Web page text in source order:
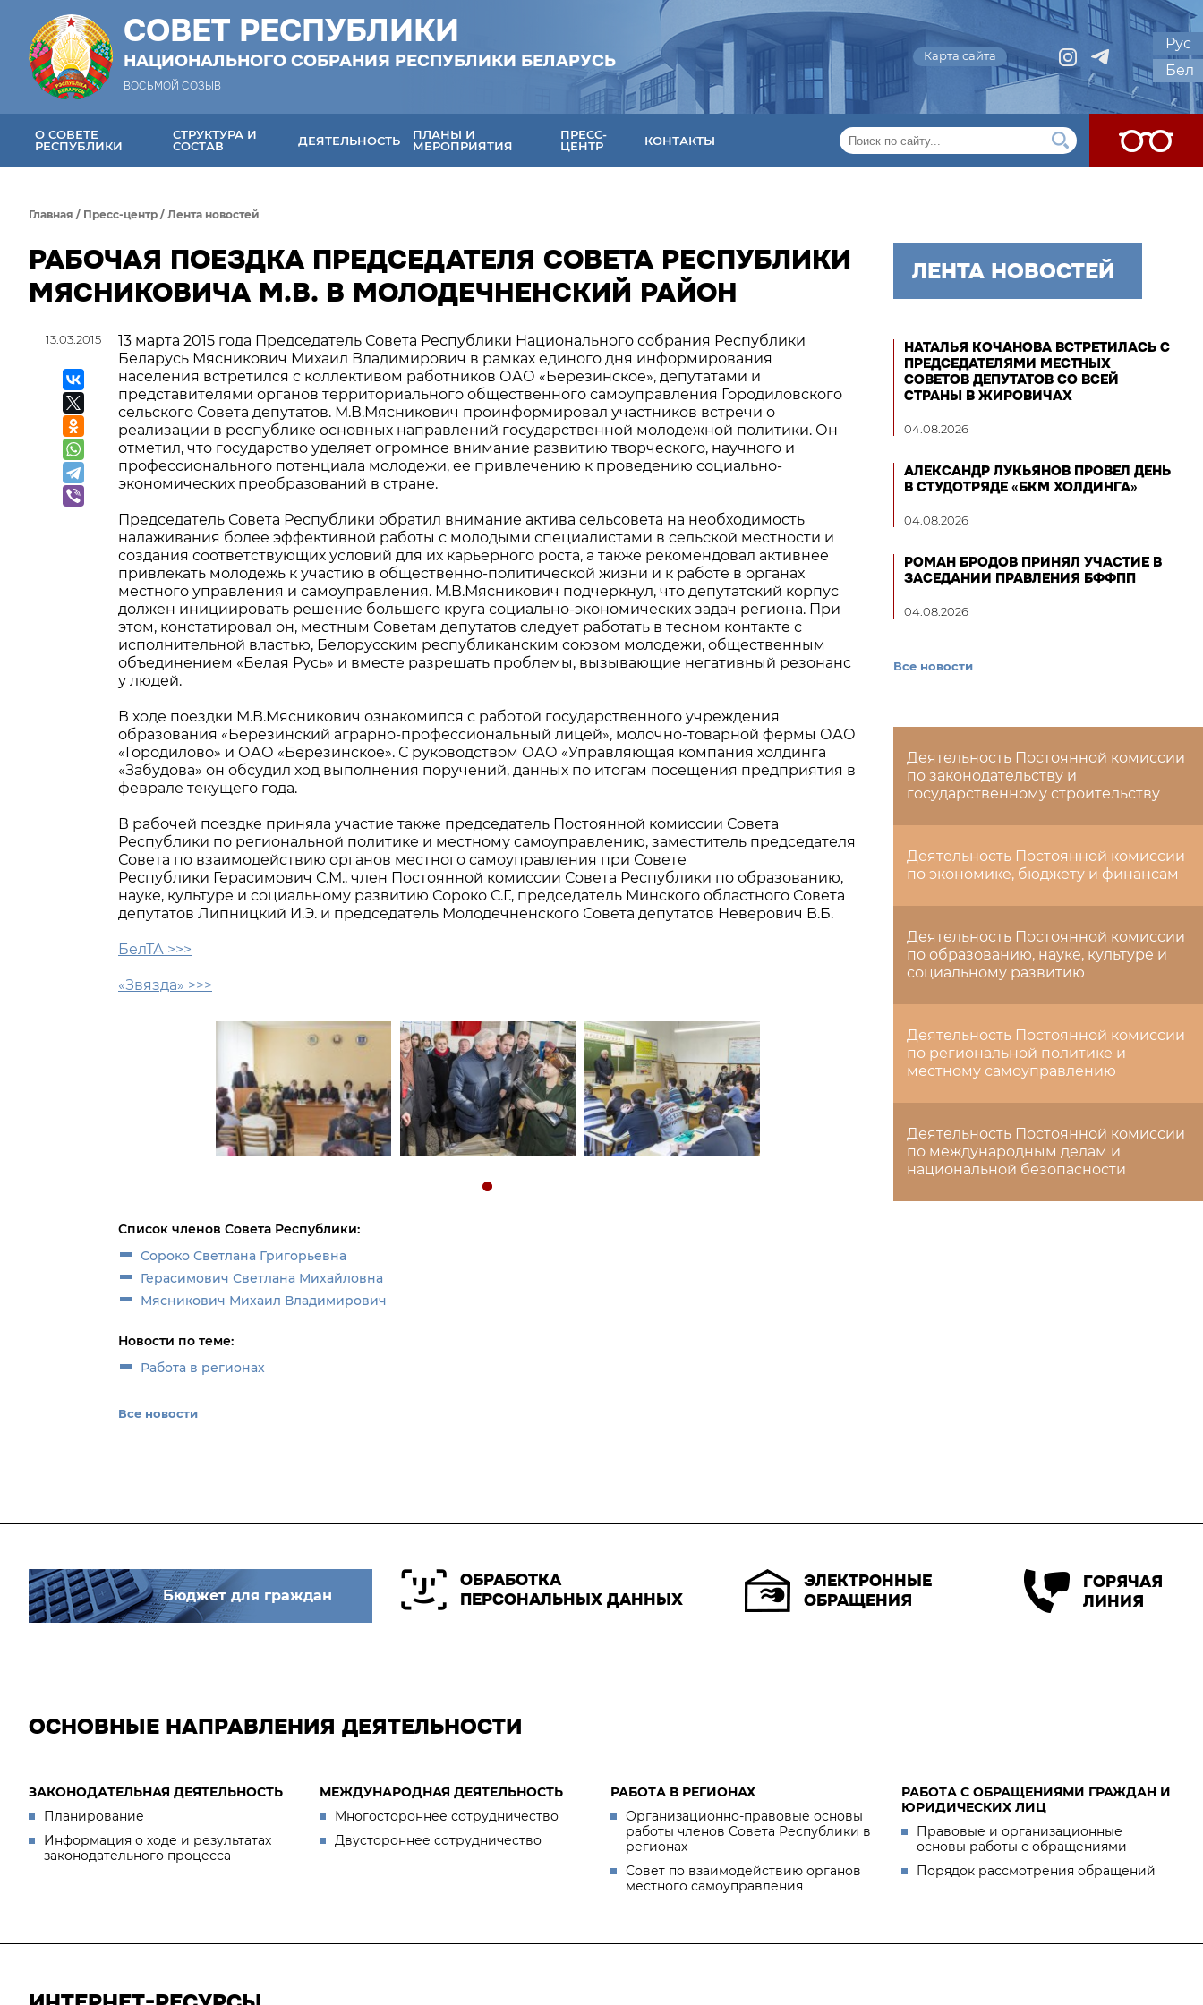
СОВЕТ РЕСПУБЛИКИ
НАЦИОНАЛЬНОГО СОБРАНИЯ РЕСПУБЛИКИ БЕЛАРУСЬ
ВОСЬМОЙ СОЗЫВ
Карта сайта
Рус
Бел
О СОВЕТЕ
РЕСПУБЛИКИ
СТРУКТУРА И
СОСТАВ
ДЕЯТЕЛЬНОСТЬ
ПЛАНЫ И
МЕРОПРИЯТИЯ
ПРЕСС-
ЦЕНТР
КОНТАКТЫ
Главная / Пресс-центр / Лента новостей
РАБОЧАЯ ПОЕЗДКА ПРЕДСЕДАТЕЛЯ СОВЕТА РЕСПУБЛИКИ
МЯСНИКОВИЧА М.В. В МОЛОДЕЧНЕНСКИЙ РАЙОН
13.03.2015
13 марта 2015 года Председатель Совета Республики Национального собрания Республики
Беларусь Мясникович Михаил Владимирович в рамках единого дня информирования
населения встретился с коллективом работников ОАО «Березинское», депутатами и
представителями органов территориального общественного самоуправления Городиловского
сельского Совета депутатов. М.В.Мясникович проинформировал участников встречи о
реализации в республике основных направлений государственной молодежной политики. Он
отметил, что государство уделяет огромное внимание развитию творческого, научного и
профессионального потенциала молодежи, ее привлечению к проведению социально-
экономических преобразований в стране.
Председатель Совета Республики обратил внимание актива сельсовета на необходимость
налаживания более эффективной работы с молодыми специалистами в сельской местности и
создания соответствующих условий для их карьерного роста, а также рекомендовал активнее
привлекать молодежь к участию в общественно-политической жизни и к работе в органах
местного управления и самоуправления. М.В.Мясникович подчеркнул, что депутатский корпус
должен инициировать решение большего круга социально-экономических задач региона. При
этом, констатировал он, местным Советам депутатов следует работать в тесном контакте с
исполнительной властью, Белорусским республиканским союзом молодежи, общественным
объединением «Белая Русь» и вместе разрешать проблемы, вызывающие негативный резонанс
у людей.
В ходе поездки М.В.Мясникович ознакомился с работой государственного учреждения
образования «Березинский аграрно-профессиональный лицей», молочно-товарной фермы ОАО
«Городилово» и ОАО «Березинское». С руководством ОАО «Управляющая компания холдинга
«Забудова» он обсудил ход выполнения поручений, данных по итогам посещения предприятия в
феврале текущего года.
В рабочей поездке приняла участие также председатель Постоянной комиссии Совета
Республики по региональной политике и местному самоуправлению, заместитель председателя
Совета по взаимодействию органов местного самоуправления при Совете
Республики Герасимович С.М., член Постоянной комиссии Совета Республики по образованию,
науке, культуре и социальному развитию Сороко С.Г., председатель Минского областного Совета
депутатов Липницкий И.Э. и председатель Молодечненского Совета депутатов Неверович В.Б.
БелТА >>>
«Звязда» >>>
Список членов Совета Республики:
Сороко Светлана Григорьевна
Герасимович Светлана Михайловна
Мясникович Михаил Владимирович
Новости по теме:
Работа в регионах
Все новости
ЛЕНТА НОВОСТЕЙ
НАТАЛЬЯ КОЧАНОВА ВСТРЕТИЛАСЬ С
ПРЕДСЕДАТЕЛЯМИ МЕСТНЫХ
СОВЕТОВ ДЕПУТАТОВ СО ВСЕЙ
СТРАНЫ В ЖИРОВИЧАХ
04.08.2026
АЛЕКСАНДР ЛУКЬЯНОВ ПРОВЕЛ ДЕНЬ
В СТУДОТРЯДЕ «БКМ ХОЛДИНГА»
04.08.2026
РОМАН БРОДОВ ПРИНЯЛ УЧАСТИЕ В
ЗАСЕДАНИИ ПРАВЛЕНИЯ БФФПП
04.08.2026
Все новости
Деятельность Постоянной комиссии
по законодательству и
государственному строительству
Деятельность Постоянной комиссии
по экономике, бюджету и финансам
Деятельность Постоянной комиссии
по образованию, науке, культуре и
социальному развитию
Деятельность Постоянной комиссии
по региональной политике и
местному самоуправлению
Деятельность Постоянной комиссии
по международным делам и
национальной безопасности
Бюджет для граждан
ОБРАБОТКА
ПЕРСОНАЛЬНЫХ ДАННЫХ
ЭЛЕКТРОННЫЕ
ОБРАЩЕНИЯ
ГОРЯЧАЯ
ЛИНИЯ
ОСНОВНЫЕ НАПРАВЛЕНИЯ ДЕЯТЕЛЬНОСТИ
ЗАКОНОДАТЕЛЬНАЯ ДЕЯТЕЛЬНОСТЬ
Планирование
Информация о ходе и результатах
законодательного процесса
МЕЖДУНАРОДНАЯ ДЕЯТЕЛЬНОСТЬ
Многостороннее сотрудничество
Двустороннее сотрудничество
РАБОТА В РЕГИОНАХ
Организационно-правовые основы
работы членов Совета Республики в
регионах
Совет по взаимодействию органов
местного самоуправления
РАБОТА С ОБРАЩЕНИЯМИ ГРАЖДАН И
ЮРИДИЧЕСКИХ ЛИЦ
Правовые и организационные
основы работы с обращениями
Порядок рассмотрения обращений